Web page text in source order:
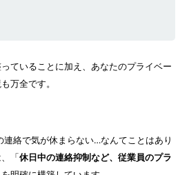
ていることに加え、あなたのプライベー
万全です。
連絡で気が休まらない…なんてことはあり
「 休日中の連絡抑制など、従業員のプラ